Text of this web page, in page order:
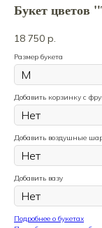
Букет цветов
18 750 р.
Размер букета
Добавить корзинку с
Добавить воздушные
Добавить вазу
Подробнее о букетах